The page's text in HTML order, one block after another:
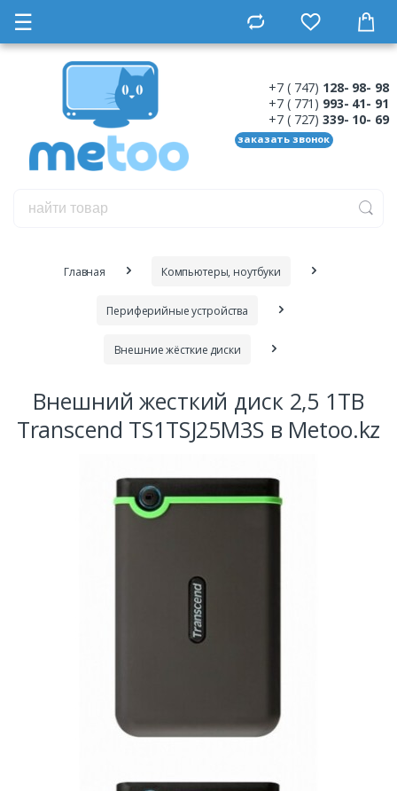
☰
+7 ( 747) 128- 98- 98
+7 ( 771) 993- 41- 91
+7 ( 727) 339- 10- 69
заказать звонок
Главная Компьютеры, ноутбуки
Периферийные устройства
Внешние жёсткие диски
Внешний жесткий диск 2,5 1TB
Transcend TS1TSJ25M3S в Metoo.kz